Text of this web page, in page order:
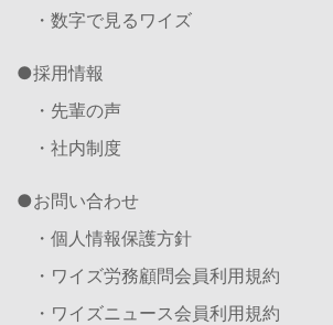
・数字で見るワイズ
採用情報
・先輩の声
・社内制度
お問い合わせ
・個人情報保護方針
・ワイズ労務顧問会員利用規約
・ワイズニュース会員利用規約